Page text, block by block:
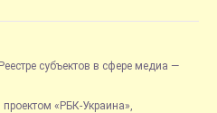
субъектов в сфере медиа —
«РБК-Украина»,